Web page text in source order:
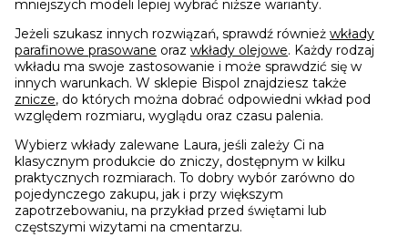
mniejszych modeli lepiej wybrać niższe warianty.
Jeżeli szukasz innych rozwiązań, sprawdź również wkłady
parafinowe prasowane oraz wkłady olejowe. Każdy rodzaj
wkładu ma swoje zastosowanie i może sprawdzić się w
innych warunkach. W sklepie Bispol znajdziesz także
znicze, do których można dobrać odpowiedni wkład pod
względem rozmiaru, wyglądu oraz czasu palenia.
Wybierz wkłady zalewane Laura, jeśli zależy Ci na
klasycznym produkcie do zniczy, dostępnym w kilku
praktycznych rozmiarach. To dobry wybór zarówno do
pojedynczego zakupu, jak i przy większym
zapotrzebowaniu, na przykład przed świętami lub
częstszymi wizytami na cmentarzu.